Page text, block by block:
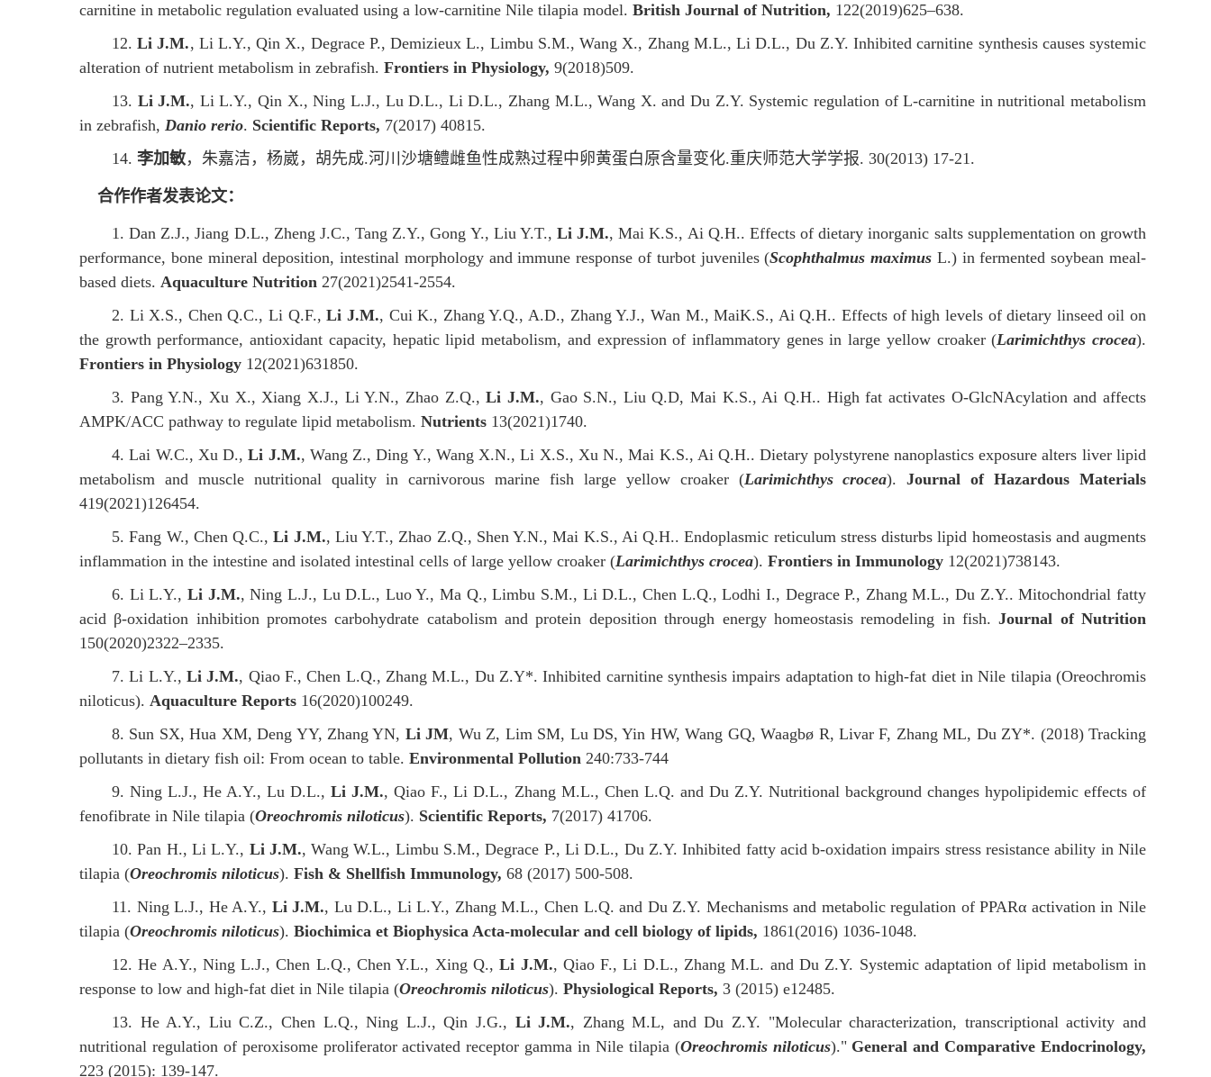
carnitine in metabolic regulation evaluated using a low-carnitine Nile tilapia model. British Journal of Nutrition, 122(2019)625–638.
12.Li J.M., Li L.Y., Qin X., Degrace P., Demizieux L., Limbu S.M., Wang X., Zhang M.L., Li D.L., Du Z.Y. Inhibited carnitine synthesis causes systemic
alteration of nutrient metabolism in zebrafish. Frontiers in Physiology, 9(2018)509.
13. Li J.M., Li L.Y., Qin X., Ning L.J., Lu D.L., Li D.L., Zhang M.L., Wang X. and Du Z.Y. Systemic regulation of L-carnitine in nutritional metabolism
in zebrafish, Danio rerio. Scientific Reports, 7(2017) 40815.
14. 李加敏，朱嘉洁，杨崴，胡先成.河川沙塘鳢雌鱼性成熟过程中卵黄蛋白原含量变化.重庆师范大学学报. 30(2013) 17-21.
合作作者发表论文：
1. Dan Z.J., Jiang D.L., Zheng J.C., Tang Z.Y., Gong Y., Liu Y.T., Li J.M., Mai K.S., Ai Q.H.. Effects of dietary inorganic salts supplementation on growth
performance, bone mineral deposition, intestinal morphology and immune response of turbot juveniles (Scophthalmus maximus L.) in fermented soybean meal-
based diets. Aquaculture Nutrition 27(2021)2541-2554.
2. Li X.S., Chen Q.C., Li Q.F.,Li J.M., Cui K., Zhang Y.Q., A.D., Zhang Y.J., Wan M., MaiK.S., Ai Q.H.. Effects of high levels of dietary linseed oil on
the growth performance, antioxidant capacity, hepatic lipid metabolism, and expression of inflammatory genes in large yellow croaker (Larimichthys crocea).
Frontiers in Physiology 12(2021)631850.
3. Pang Y.N., Xu X., Xiang X.J., Li Y.N., Zhao Z.Q.,Li J.M., Gao S.N., Liu Q.D, Mai K.S., Ai Q.H.. High fat activates O-GlcNAcylation and affects
AMPK/ACC pathway to regulate lipid metabolism. Nutrients 13(2021)1740.
4. Lai W.C., Xu D.,Li J.M., Wang Z., Ding Y., Wang X.N., Li X.S., Xu N., Mai K.S., Ai Q.H.. Dietary polystyrene nanoplastics exposure alters liver lipid
metabolism and muscle nutritional quality in carnivorous marine fish large yellow croaker (Larimichthys crocea).Journal of Hazardous Materials
419(2021)126454.
5. Fang W., Chen Q.C.,Li J.M., Liu Y.T., Zhao Z.Q., Shen Y.N., Mai K.S., Ai Q.H.. Endoplasmic reticulum stress disturbs lipid homeostasis and augments
inflammation in the intestine and isolated intestinal cells of large yellow croaker (Larimichthys crocea). Frontiers in Immunology 12(2021)738143.
6. Li L.Y., Li J.M., Ning L.J., Lu D.L., Luo Y., Ma Q., Limbu S.M., Li D.L., Chen L.Q., Lodhi I., Degrace P., Zhang M.L., Du Z.Y.. Mitochondrial fatty
acid β-oxidation inhibition promotes carbohydrate catabolism and protein deposition through energy homeostasis remodeling in fish.Journal of Nutrition
150(2020)2322–2335.
7. Li L.Y., Li J.M., Qiao F., Chen L.Q., Zhang M.L., Du Z.Y*. Inhibited carnitine synthesis impairs adaptation to high-fat diet in Nile tilapia (Oreochromis
niloticus). Aquaculture Reports 16(2020)100249.
8. Sun SX, Hua XM, Deng YY, Zhang YN, Li JM, Wu Z, Lim SM, Lu DS, Yin HW, Wang GQ, Waagbø R, Livar F, Zhang ML, Du ZY*. (2018) Tracking
pollutants in dietary fish oil: From ocean to table. Environmental Pollution 240:733-744
9. Ning L.J., He A.Y., Lu D.L.,Li J.M., Qiao F., Li D.L., Zhang M.L., Chen L.Q. and Du Z.Y. Nutritional background changes hypolipidemic effects of
fenofibrate in Nile tilapia (Oreochromis niloticus). Scientific Reports, 7(2017) 41706.
10. Pan H., Li L.Y., Li J.M., Wang W.L., Limbu S.M., Degrace P., Li D.L., Du Z.Y. Inhibited fatty acid b-oxidation impairs stress resistance ability in Nile
tilapia (Oreochromis niloticus). Fish & Shellfish Immunology, 68 (2017) 500-508.
11. Ning L.J., He A.Y., Li J.M., Lu D.L., Li L.Y., Zhang M.L., Chen L.Q. and Du Z.Y. Mechanisms and metabolic regulation of PPARα activation in Nile
tilapia (Oreochromis niloticus). Biochimica et Biophysica Acta-molecular and cell biology of lipids, 1861(2016) 1036-1048.
12. He A.Y., Ning L.J., Chen L.Q., Chen Y.L., Xing Q.,Li J.M., Qiao F., Li D.L., Zhang M.L. and Du Z.Y. Systemic adaptation of lipid metabolism in
response to low and high-fat diet in Nile tilapia (Oreochromis niloticus). Physiological Reports, 3 (2015) e12485.
13. He A.Y., Liu C.Z., Chen L.Q., Ning L.J., Qin J.G., Li J.M., Zhang M.L, and Du Z.Y. "Molecular characterization, transcriptional activity and
nutritional regulation of peroxisome proliferator activated receptor gamma in Nile tilapia (Oreochromis niloticus)." General and Comparative Endocrinology,
223 (2015): 139-147.